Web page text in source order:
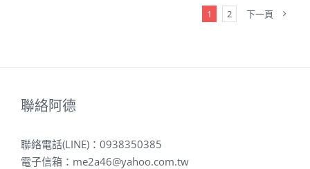
1 2 下一頁
聯絡阿德
聯絡電話(LINE)： 0938350385
電子信箱： me2a46@yahoo.com.tw